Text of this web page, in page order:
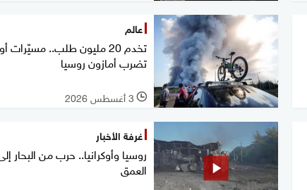
عالم
تخدم 20 مليون طلب.. مسيّرات
تضرب أمازون روسيا
l 3 أغسطس 2026
غرفة الأخبار
روسيا وأوكرانيا.. حرب من البحار
العمق